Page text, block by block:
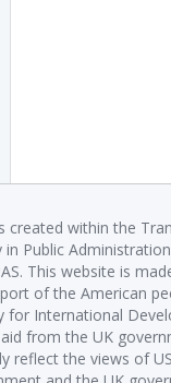
created within the
Public
This website is
of the American
for International
from the UK
reflect the views of